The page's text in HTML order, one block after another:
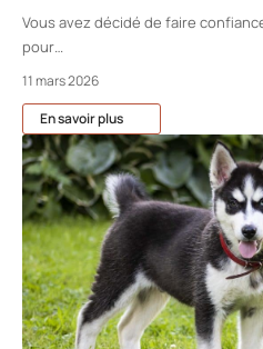
Vous avez décidé de faire
pour
11 mars 2026
En savoir plus